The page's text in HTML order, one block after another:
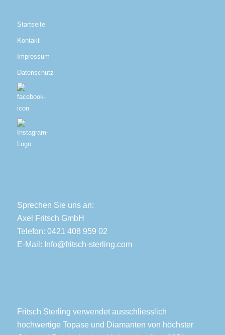
Startseite
Kontakt
Impressum
Datenschutz
Sprechen Sie uns an:
Axel Fritsch GmbH
Telefon: 0421 408 959 02
E-Mail: Info@fritsch-sterling.com
Fritsch Sterling verwendet ausschliesslich
hochwertige Topase und Diamanten von höchster